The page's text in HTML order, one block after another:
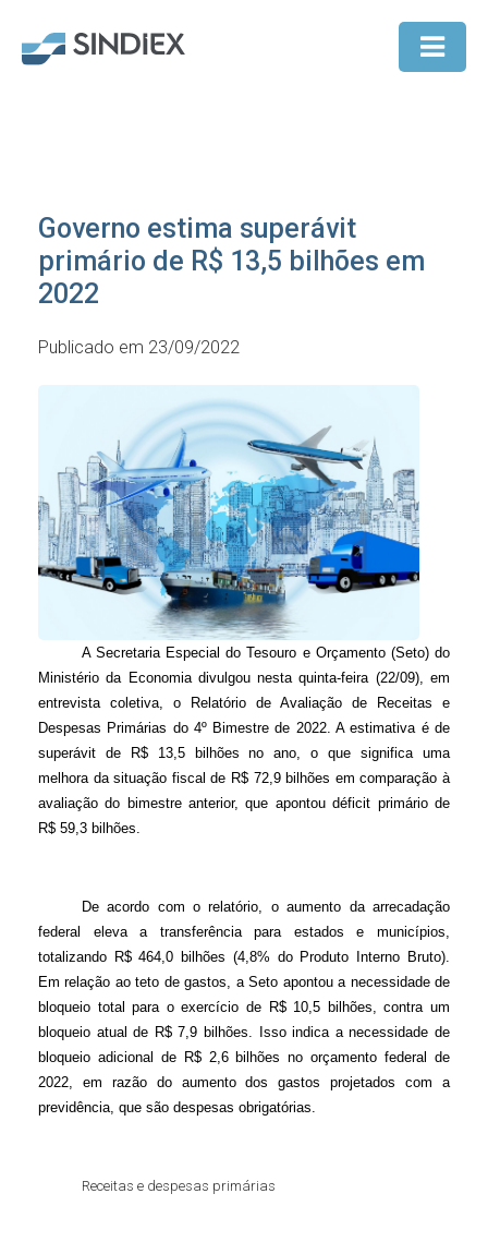
Governo estima superávit
primário de R$ 13,5 bilhões em
2022
Publicado em 23/09/2022
A Secretaria Especial do Tesouro e Orçamento (Seto) do
Ministério da Economia divulgou nesta quinta-feira (22/09), em
entrevista coletiva, o Relatório de Avaliação de Receitas e
Despesas Primárias do 4º Bimestre de 2022. A estimativa é de
superávit de R$ 13,5 bilhões no ano, o que significa uma
melhora da situação fiscal de R$ 72,9 bilhões em comparação à
avaliação do bimestre anterior, que apontou déficit primário de
R$ 59,3 bilhões.
De acordo com o relatório, o aumento da arrecadação
federal eleva a transferência para estados e municípios,
totalizando R$ 464,0 bilhões (4,8% do Produto Interno Bruto).
Em relação ao teto de gastos, a Seto apontou a necessidade de
bloqueio total para o exercício de R$ 10,5 bilhões, contra um
bloqueio atual de R$ 7,9 bilhões. Isso indica a necessidade de
bloqueio adicional de R$ 2,6 bilhões no orçamento federal de
2022, em razão do aumento dos gastos projetados com a
previdência, que são despesas obrigatórias.
Receitas e despesas primárias